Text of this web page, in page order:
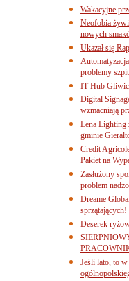
Wakacyjne
Neofobia
nowych
Ukazał się
problemy
IT Hub
Digital
wzmacniają
Lena Lighting
gminie
Credit
Pakiet na
Zasłużony
problem
Dreame
sprzątających!
Deserek
Jeśli lato, to